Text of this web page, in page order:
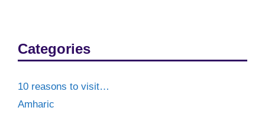
Categories
10 reasons to visit…
Amharic